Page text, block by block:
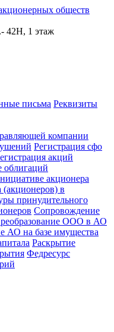
42Н, 1 этаж
письма Реквизиты
компании
Регистрация сфо
акций
облигаций
акционера
(акционеров) в
принудительного
Сопровождение
ООО в АО
АО на базе имущества
Раскрытие
Федресурс